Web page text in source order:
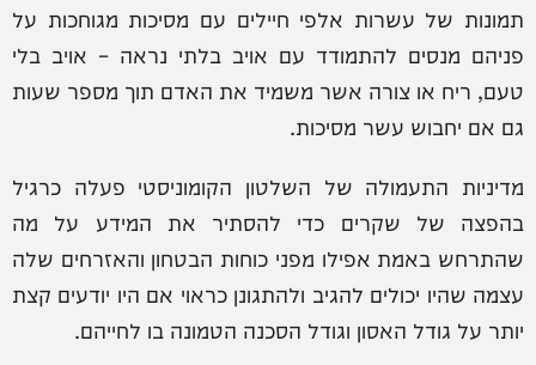
תמונות של עשרות אלפי חיילים עם מסיכות מגוחכות על
פניהם מנסים להתמודד עם אויב בלתי נראה – אויב בלי
טעם, ריח או צורה אשר משמיד את האדם תוך מספר שעות
גם אם יחבוש עשר מסיכות.
מדיניות התעמולה של השלטון הקומוניסטי פעלה כרגיל
בהפצה של שקרים כדי להסתיר את המידע על מה
שהתרחש באמת אפילו מפני כוחות הבטחון והאזרחים שלה
עצמה שהיו יכולים להגיב ולהתגונן כראוי אם היו יודעים קצת
יותר על גודל האסון וגודל הסכנה הטמונה בו לחייהם.